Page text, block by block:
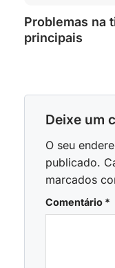
Problemas na
principais
Deixe um
O seu
publicado.
marcados
Comentário *